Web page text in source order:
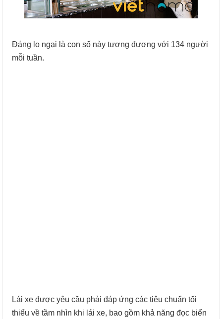
Đáng lo ngại là con số này tương đương với 134 người
mỗi tuần.
Lái xe được yêu cầu phải đáp ứng các tiêu chuẩn tối
thiểu về tầm nhìn khi lái xe, bao gồm khả năng đọc biển